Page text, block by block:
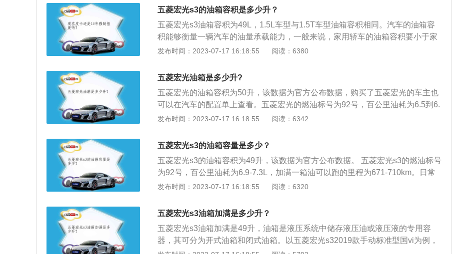
题，油量的数值会真实的反应到油表上。仪表的燃油表一般有5到6格，一般燃油
表还剩2格的时候就要加油，以免开到半路没油的情况发生。实际加油过程中，
油的量可能会超出标定的容积，这是由于汽车厂家所标定的油箱容积是从油箱底
到安全界度的容积，而从安全界度到油箱口还有一定的空间，这个空间是为了保
证油箱内的油品在温度变高的情况下膨胀，而不至于溢出油箱的安全空间。如果
五菱宏光s3的油箱容积是多少升？
五菱宏光s3油箱容积为49L，1.5L车型与1.5T车型油箱容积相同。汽车的油箱容
积能够衡量一辆汽车的油量承载能力，一般来说，家用轿车的油箱容积要小于家
用SUV，所以油箱容积的大小直接关乎汽车的油耗。有关汽车油箱容积的资料如
容积决定了行驶里程，对于两辆发动机完全相同的汽车来说，油箱越大跑得越
远。2、油箱实际容量大于标称容量，根据燃油安全特性，国家规定汽车燃油箱
标称容量是额定容量的95%，所以加满油时可比标称容量多10%油量。
发布时间：2023-07-17 16:18:55 阅读：6380
五菱宏光油箱是多少升?
五菱宏光的油箱容积为50升，该数据为官方公布数据，购买了五菱宏光的车主也
可以在汽车的配置单上查看。五菱宏光的燃油标号为92号，百公里油耗为6.5到6.
7L，加满一箱油可以跑的里程为746到769km。日常行驶过程中，需要随时注意
题，油量的数值会真实的反应到油表上。仪表的燃油表一般有5到6格，一般燃油
表还剩2格的时候就要加油，以免开到半路没油的情况发生。实际加油过程中，
油的量可能会超出标定的容积，这是由于汽车厂家所标定的油箱容积是从油箱底
到安全界度的容积，而从安全界度到油箱口还有一定的空间，这个空间是为了保
证油箱内的油品在温度变高的情况下膨胀，而不至于溢出油箱的安全空间。如果
发布时间：2023-07-17 16:18:55 阅读：6342
五菱宏光s3的油箱容量是多少？
五菱宏光s3的油箱容积为49升，该数据为官方公布数据。 五菱宏光s3的燃油标号
为92号，百公里油耗为6.9-7.3L，加满一箱油可以跑的里程为671-710km。日常
行驶过程中，需要随时注意油箱的剩余油量。一般都是通过车内的燃油表进行读
表一般有5到6格，一般燃油表还剩2格的时候就要加油，以免开到半路没油的情
况发生。实际加油过程中，油的量可能会超出标定的容积，这是由于汽车厂家所
标定的油箱容积是从油箱底到安全界度的容积，而从安全界度到油箱口还有一定
的空间，这个空间是为了保证油箱内的油品在温度变高的情况下膨胀，而不至于
发布时间：2023-07-17 16:18:55 阅读：6320
五菱宏光s3油箱加满是多少升？
五菱宏光s3油箱加满是49升，油箱是液压系统中储存液压油或液压液的专用容
器，其可分为开式油箱和闭式油箱。以五菱宏光s32019款手动标准型国vi为例，
其车身尺寸是：长4655毫米、宽1735毫米、高1790毫米，轴距为2800毫米，整